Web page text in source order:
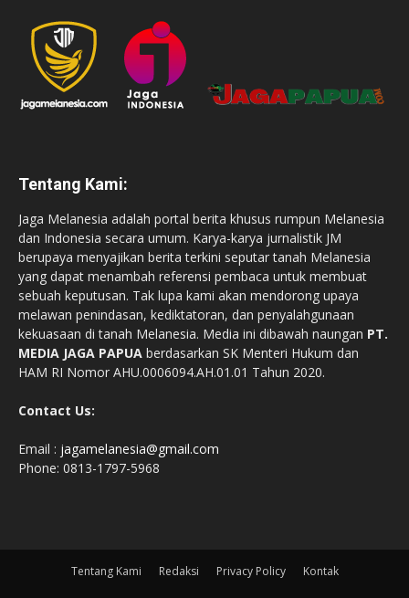
Tentang Kami:
Jaga Melanesia adalah portal berita khusus rumpun Melanesia
dan Indonesia secara umum. Karya-karya jurnalistik JM
berupaya menyajikan berita terkini seputar tanah Melanesia
yang dapat menambah referensi pembaca untuk membuat
sebuah keputusan. Tak lupa kami akan mendorong upaya
melawan penindasan, kediktatoran, dan penyalahgunaan
kekuasaan di tanah Melanesia. Media ini dibawah naungan PT.
MEDIA JAGA PAPUA berdasarkan SK Menteri Hukum dan
HAM RI Nomor AHU.0006094.AH.01.01 Tahun 2020.
Contact Us:
Email : jagamelanesia@gmail.com
Phone: 0813-1797-5968
Tentang Kami Redaksi Privacy Policy Kontak